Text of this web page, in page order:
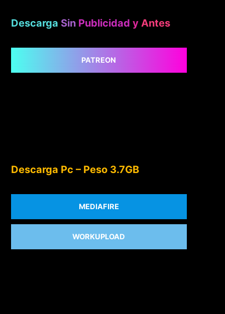
Descarga Sin Publicidad y Antes
PATREON
Descarga Pc – Peso 3.7GB
MEDIAFIRE
WORKUPLOAD